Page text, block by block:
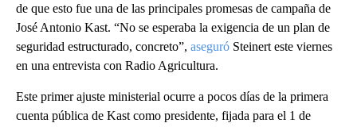
de que esto fue una de las principales promesas de campaña de
José Antonio Kast. “No se esperaba la exigencia de un plan de
seguridad estructurado, concreto”, aseguró Steinert este viernes
en una entrevista con Radio Agricultura.
Este primer ajuste ministerial ocurre a pocos días de la primera
cuenta pública de Kast como presidente, fijada para el 1 de